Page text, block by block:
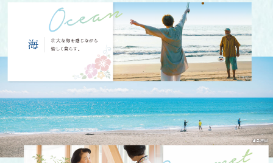
image
東条海岸